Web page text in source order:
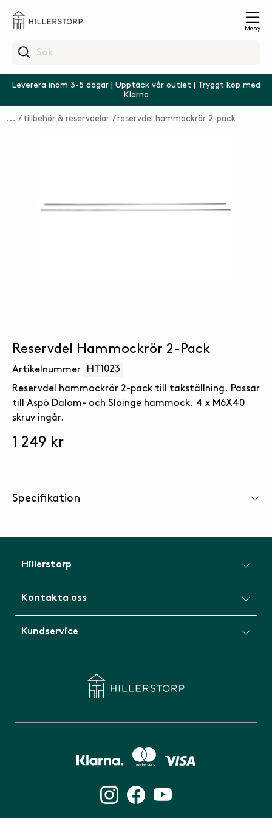
Meny
Leverera inom 3-5 dagar | Upptäck vår outlet | Tryggt köp med
Klarna
tillbehör & reservdelar reservdel hammockrör 2-pack
Reservdel Hammockrör 2-Pack
Artikelnummer HT1023
Reservdel hammockrör 2-pack till takställning. Passar
till Aspö Dalom- och Slöinge hammock. 4 x M6X40
skruv ingår.
1 249 kr
Specifikation
Hillerstorp
Kontakta oss
Kundservice